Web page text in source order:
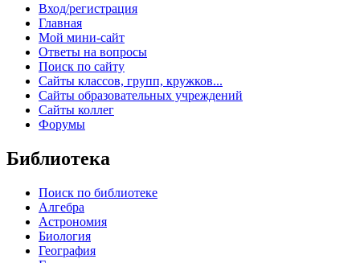
Вход/регистрация
Главная
Мой мини-сайт
Ответы на вопросы
Поиск по сайту
Сайты классов, групп, кружков...
Сайты образовательных учреждений
Сайты коллег
Форумы
Библиотека
Поиск по библиотеке
Алгебра
Астрономия
Биология
География